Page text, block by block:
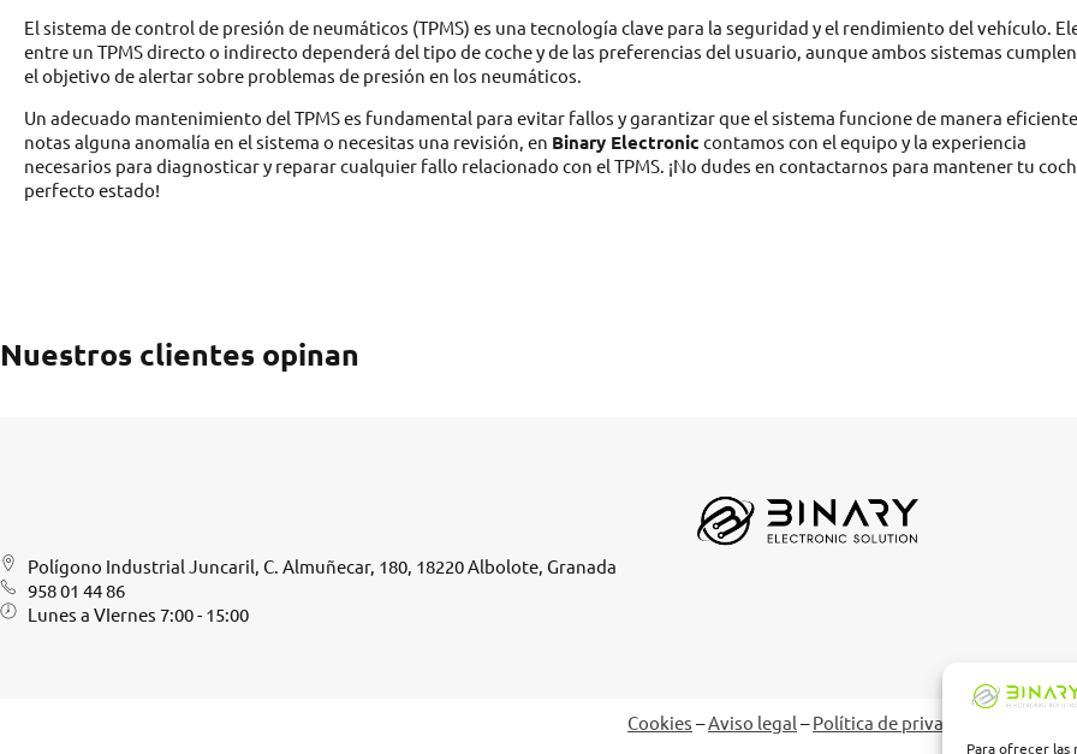
Para ofrecer las
El sistema de control de presión de neumáticos (TPMS) es una tecnología clave para la seguridad y el rendimiento del vehículo.
entre un TPMS directo o indirecto dependerá del tipo de coche y de las preferencias del usuario, aunque ambos sistemas
el objetivo de alertar sobre problemas de presión en los neumáticos.
Un adecuado mantenimiento del TPMS es fundamental para evitar fallos y garantizar que el sistema funcione de manera
notas alguna anomalía en el sistema o necesitas una revisión, en Binary Electronic contamos con el equipo y la experiencia
necesarios para diagnosticar y reparar cualquier fallo relacionado con el TPMS. ¡No dudes en contactarnos para mantener tu
perfecto estado!
Nuestros clientes opinan
Polígono Industrial Juncaril, C. Almuñecar, 180, 18220 Albolote, Granada
958 01 44 86
Lunes a VIernes 7:00 - 15:00
Cookies –Aviso legal –Política de privacidad